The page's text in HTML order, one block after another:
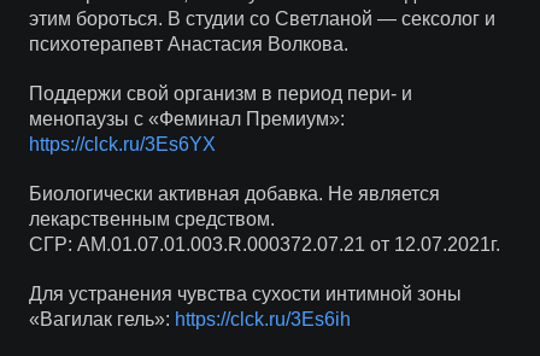
этим бороться. В студии со Светланой — сексолог и
психотерапевт Анастасия Волкова.
Поддержи свой организм в период пери- и
менопаузы с «Феминал Премиум»:
https://clck.ru/3Es6YX
Биологически активная добавка. Не является
лекарственным средством.
СГР: АМ.01.07.01.003.R.000372.07.21 от 12.07.2021г.
Для устранения чувства сухости интимной зоны
«Вагилак гель»: https://clck.ru/3Es6ih